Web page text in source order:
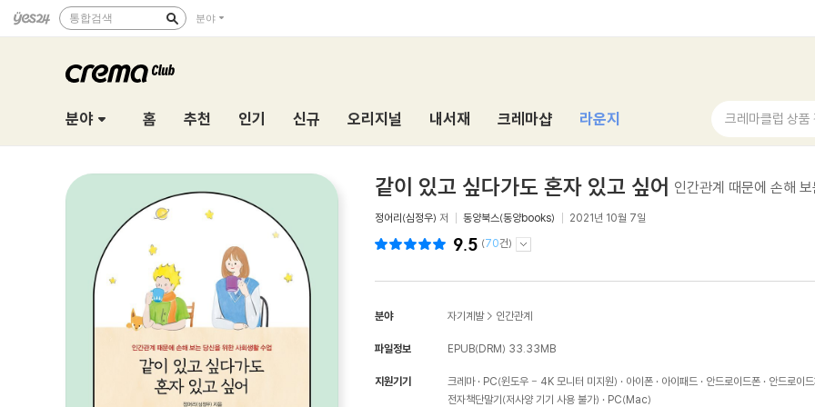
통합검색 분야
분야 홈 추천 인기 신규 오리지널 내서재 크레마샵 라운지 크레마클럽 상품
같이 있고 싶다가도 혼자 있고 싶어 인간관계 때문에 손해
정어리(심정우) 저 동양북스(동양books) 2021년 10월 7일
9.5 (70건)
분야 자기계발> 인간관계
파일정보 EPUB(DRM) 33.33MB
지원기기 크레마 PC(윈도우 - 4K 모니터 미지원) 아이폰 아이패드 안드로이드폰
안드로이
전자책단말기(저사양 기기 사용 불가)
PC(Mac)